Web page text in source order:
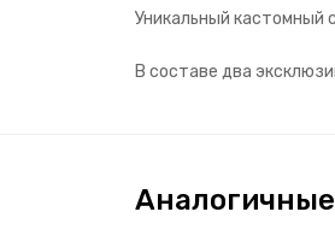
Уникальный кастомный
В составе два